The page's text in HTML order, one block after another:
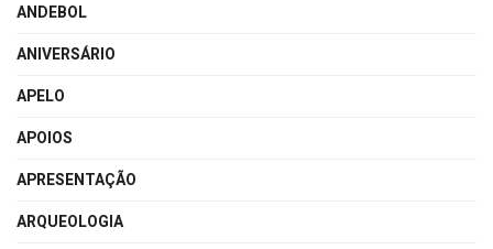
ANDEBOL
ANIVERSÁRIO
APELO
APOIOS
APRESENTAÇÃO
ARQUEOLOGIA